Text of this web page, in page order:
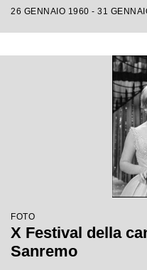
26 GENNAIO 1960 - 31
FOTO
X Festival della
Sanremo